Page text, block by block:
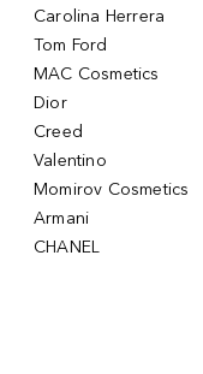
Carolina Herrera
Tom Ford
MAC Cosmetics
Dior
Creed
Valentino
Momirov Cosmetics
Armani
CHANEL